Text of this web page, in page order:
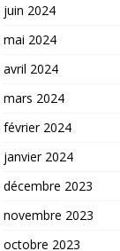
juin 2024
mai 2024
avril 2024
mars 2024
février 2024
janvier 2024
décembre 2023
novembre 2023
octobre 2023